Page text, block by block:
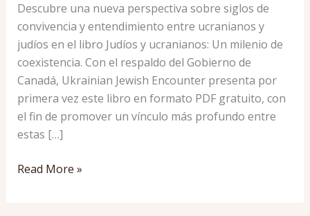
Descubre una nueva perspectiva sobre siglos de
convivencia y entendimiento entre ucranianos y
judíos en el libro Judíos y ucranianos: Un milenio de
coexistencia. Con el respaldo del Gobierno de
Canadá, Ukrainian Jewish Encounter presenta por
primera vez este libro en formato PDF gratuito, con
el fin de promover un vínculo más profundo entre
estas […]
Jews
Read More »